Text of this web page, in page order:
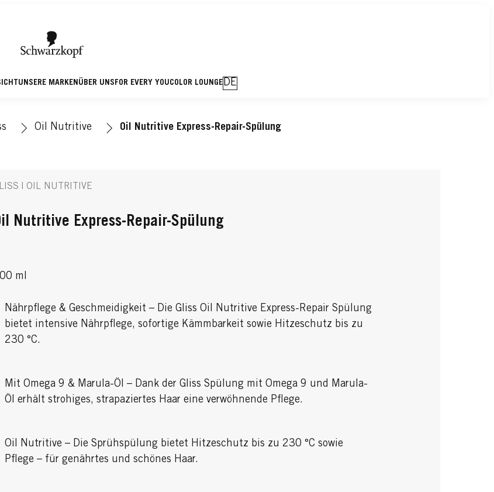
UNSERE MARKENÜBER UNSFOR EVERY YOUCOLOR LOUNGEDE
Oil Nutritive Oil Nutritive Express-Repair-Spülung
| OIL NUTRITIVE
Nutritive Express-Repair-Spülung
ml
Nährpflege & Geschmeidigkeit – Die Gliss Oil Nutritive Express-Repair Spülung
bietet intensive Nährpflege, sofortige Kämmbarkeit sowie Hitzeschutz bis zu
230 °C.
Mit Omega 9 & Marula-Öl – Dank der Gliss Spülung mit Omega 9 und Marula-
Öl erhält strohiges, strapaziertes Haar eine verwöhnende Pflege.
Oil Nutritive – Die Sprühspülung bietet Hitzeschutz bis zu 230 °C sowie
Pflege – für genährtes und schönes Haar.